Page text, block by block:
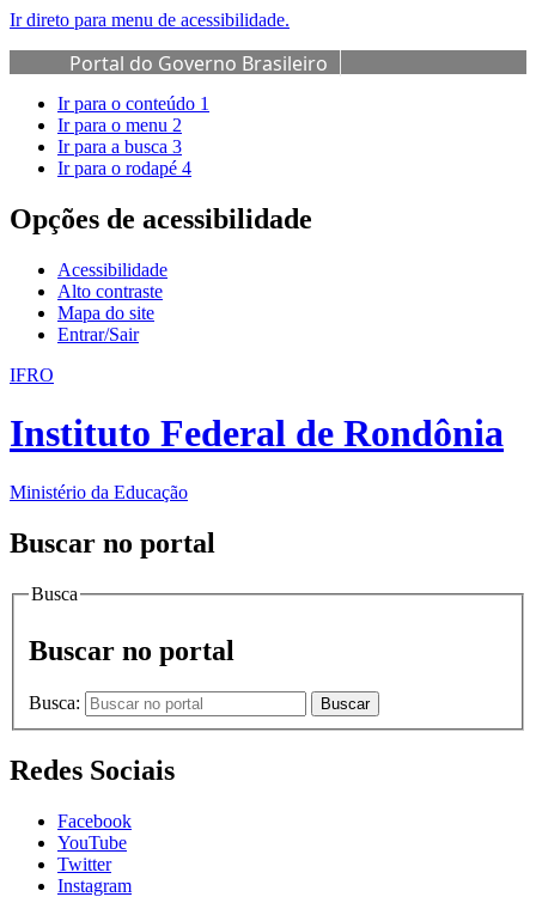
Ir direto para menu de acessibilidade.
Portal do Governo Brasileiro
Ir para o conteúdo 1
Ir para o menu 2
Ir para a busca 3
Ir para o rodapé 4
Opções de acessibilidade
Acessibilidade
Alto contraste
Mapa do site
Entrar/Sair
IFRO
Instituto Federal de Rondônia
Ministério da Educação
Buscar no portal
Busca
Buscar no portal
Busca: Buscar
Redes Sociais
Facebook
YouTube
Twitter
Instagram